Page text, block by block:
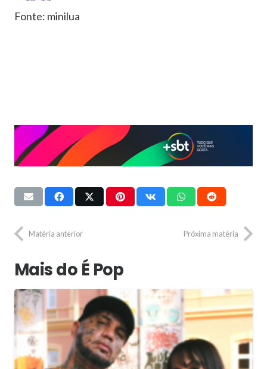
Fonte: minilua
Matéria anterior Próxima matéria
Mais do É Pop